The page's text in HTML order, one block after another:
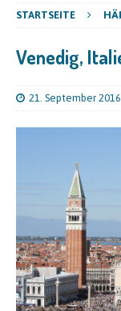
STARTSEITE
Venedig,
21. September 2016